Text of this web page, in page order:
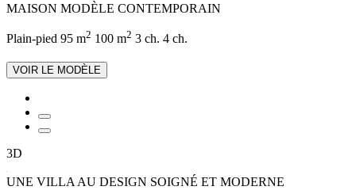
MAISON MODÈLE CONTEMPORAIN
Plain-pied 95 m2 100 m2 3 ch. 4 ch.
VOIR LE MODÈLE
3D
UNE VILLA AU DESIGN SOIGNÉ ET MODERNE